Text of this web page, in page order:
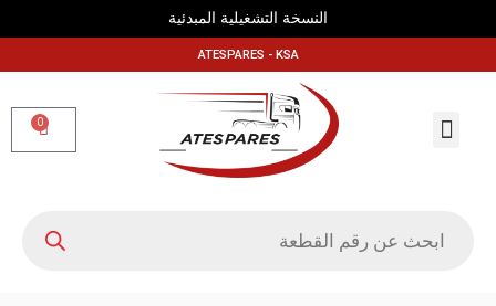
النسخة التشغيلية المبدئية
ATESPARES - KSA
0